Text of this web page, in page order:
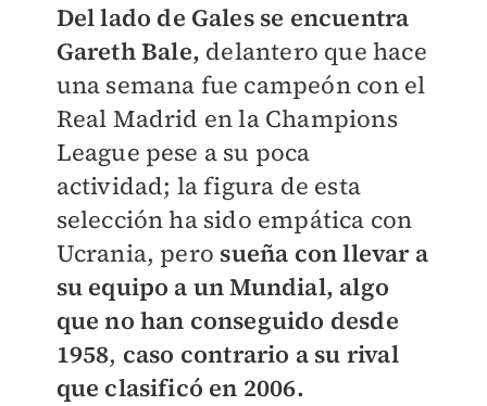
Del lado de Gales se encuentra
Gareth Bale, delantero que hace
una semana fue campeón con el
Real Madrid en la Champions
League pese a su poca
actividad; la figura de esta
selección ha sido empática con
Ucrania, pero sueña con llevar a
su equipo a un Mundial, algo
que no han conseguido desde
1958, caso contrario a su rival
que clasificó en 2006.